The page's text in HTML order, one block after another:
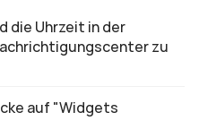
die Uhrzeit in der
zu
auf "Widgets